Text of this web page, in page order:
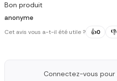
Bon produit
anonyme
Cet avis vous a-t-il été utile ? 👍0 👎
Connectez-vous